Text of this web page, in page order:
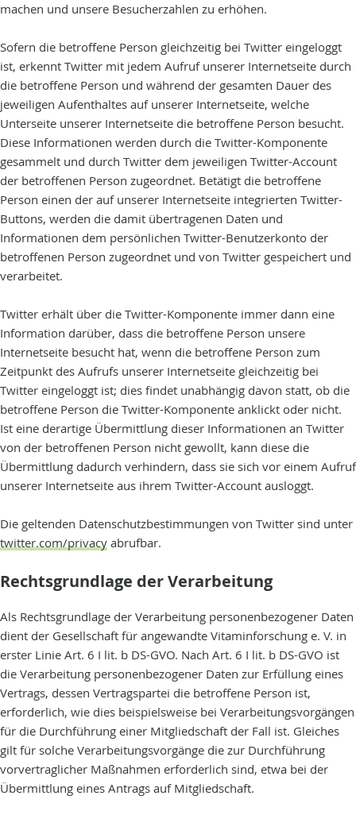
machen und unsere Besucherzahlen zu erhöhen.
Sofern die betroffene Person gleichzeitig bei Twitter eingeloggt
ist, erkennt Twitter mit jedem Aufruf unserer Internetseite durch
die betroffene Person und während der gesamten Dauer des
jeweiligen Aufenthaltes auf unserer Internetseite, welche
Unterseite unserer Internetseite die betroffene Person besucht.
Diese Informationen werden durch die Twitter-Komponente
gesammelt und durch Twitter dem jeweiligen Twitter-Account
der betroffenen Person zugeordnet. Betätigt die betroffene
Person einen der auf unserer Internetseite integrierten Twitter-
Buttons, werden die damit übertragenen Daten und
Informationen dem persönlichen Twitter-Benutzerkonto der
betroffenen Person zugeordnet und von Twitter gespeichert und
verarbeitet.
Twitter erhält über die Twitter-Komponente immer dann eine
Information darüber, dass die betroffene Person unsere
Internetseite besucht hat, wenn die betroffene Person zum
Zeitpunkt des Aufrufs unserer Internetseite gleichzeitig bei
Twitter eingeloggt ist; dies findet unabhängig davon statt, ob die
betroffene Person die Twitter-Komponente anklickt oder nicht.
Ist eine derartige Übermittlung dieser Informationen an Twitter
von der betroffenen Person nicht gewollt, kann diese die
Übermittlung dadurch verhindern, dass sie sich vor einem Aufruf
unserer Internetseite aus ihrem Twitter-Account ausloggt.
Die geltenden Datenschutzbestimmungen von Twitter sind unter
twitter.com/privacy abrufbar.
Rechtsgrundlage der Verarbeitung
Als Rechtsgrundlage der Verarbeitung personenbezogener Daten
dient der Gesellschaft für angewandte Vitaminforschung e. V. in
erster Linie Art. 6 I lit. b DS-GVO. Nach Art. 6 I lit. b DS-GVO ist
die Verarbeitung personenbezogener Daten zur Erfüllung eines
Vertrags, dessen Vertragspartei die betroffene Person ist,
erforderlich, wie dies beispielsweise bei Verarbeitungsvorgängen
für die Durchführung einer Mitgliedschaft der Fall ist. Gleiches
gilt für solche Verarbeitungsvorgänge die zur Durchführung
vorvertraglicher Maßnahmen erforderlich sind, etwa bei der
Übermittlung eines Antrags auf Mitgliedschaft.